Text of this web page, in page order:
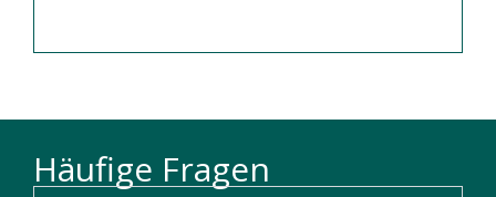
Häufige Fragen